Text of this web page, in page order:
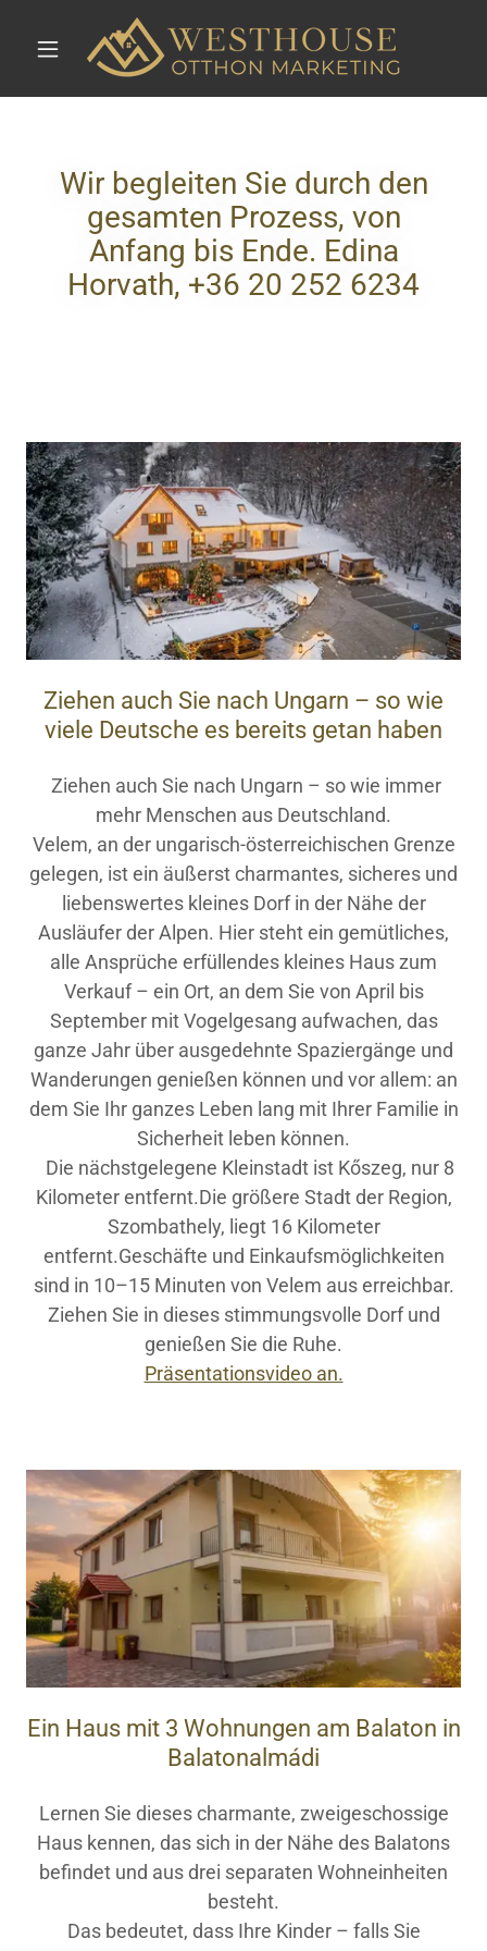
Wir begleiten Sie durch den
gesamten Prozess, von
Anfang bis Ende. Edina
Horvath, +36 20 252 6234
Ziehen auch Sie nach Ungarn – so wie
viele Deutsche es bereits getan haben
Ziehen auch Sie nach Ungarn – so wie immer
mehr Menschen aus Deutschland.
Velem, an der ungarisch-österreichischen Grenze
gelegen, ist ein äußerst charmantes, sicheres und
liebenswertes kleines Dorf in der Nähe der
Ausläufer der Alpen. Hier steht ein gemütliches,
alle Ansprüche erfüllendes kleines Haus zum
Verkauf – ein Ort, an dem Sie von April bis
September mit Vogelgesang aufwachen, das
ganze Jahr über ausgedehnte Spaziergänge und
Wanderungen genießen können und vor allem: an
dem Sie Ihr ganzes Leben lang mit Ihrer Familie in
Sicherheit leben können.
Die nächstgelegene Kleinstadt ist Kőszeg, nur 8
Kilometer entfernt.Die größere Stadt der Region,
Szombathely, liegt 16 Kilometer
entfernt.Geschäfte und Einkaufsmöglichkeiten
sind in 10–15 Minuten von Velem aus erreichbar.
Ziehen Sie in dieses stimmungsvolle Dorf und
genießen Sie die Ruhe.
Präsentationsvideo an.
Ein Haus mit 3 Wohnungen am Balaton in
Balatonalmádi
Lernen Sie dieses charmante, zweigeschossige
Haus kennen, das sich in der Nähe des Balatons
befindet und aus drei separaten Wohneinheiten
besteht.
Das bedeutet, dass Ihre Kinder – falls Sie